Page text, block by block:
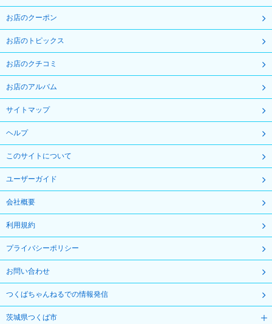
お店のクーポン
お店のトピックス
お店のクチコミ
お店のアルバム
サイトマップ
ヘルプ
このサイトについて
ユーザーガイド
会社概要
利用規約
プライバシーポリシー
お問い合わせ
つくばちゃんねるでの情報発信
茨城県つくば市